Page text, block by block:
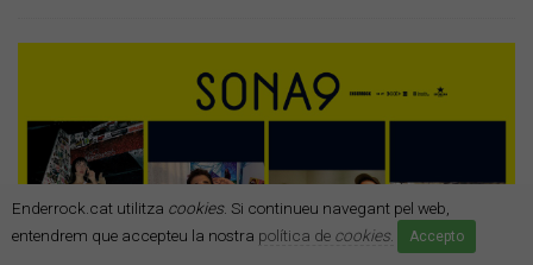
Enderrock.cat utilitza cookies. Si continueu navegant pel web,
entendrem que accepteu la nostra política de cookies. Accepto